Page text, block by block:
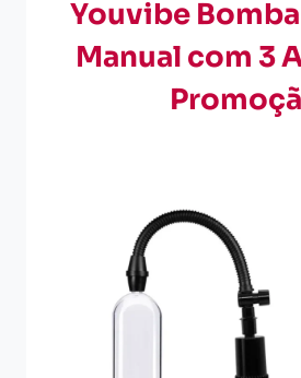
Youvibe
Manual com 3